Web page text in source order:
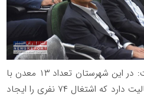
اظهارداشت: در این شهرستان تعداد ۱۳ معدن با
ذخیره قطعی ۳۳ میلیون تن فعالیت دارد که اشتغال ۷۴ نفری را ایجاد